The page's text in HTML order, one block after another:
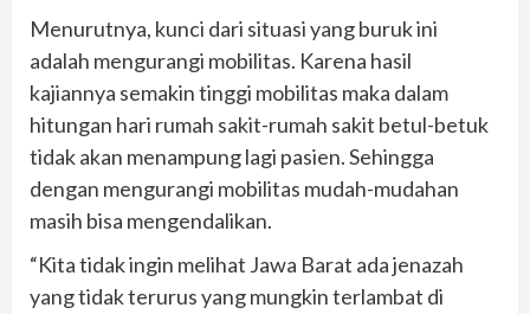
Menurutnya, kunci dari situasi yang buruk ini
adalah mengurangi mobilitas. Karena hasil
kajiannya semakin tinggi mobilitas maka dalam
hitungan hari rumah sakit-rumah sakit betul-betuk
tidak akan menampung lagi pasien. Sehingga
dengan mengurangi mobilitas mudah-mudahan
masih bisa mengendalikan.
“Kita tidak ingin melihat Jawa Barat ada jenazah
yang tidak terurus yang mungkin terlambat di